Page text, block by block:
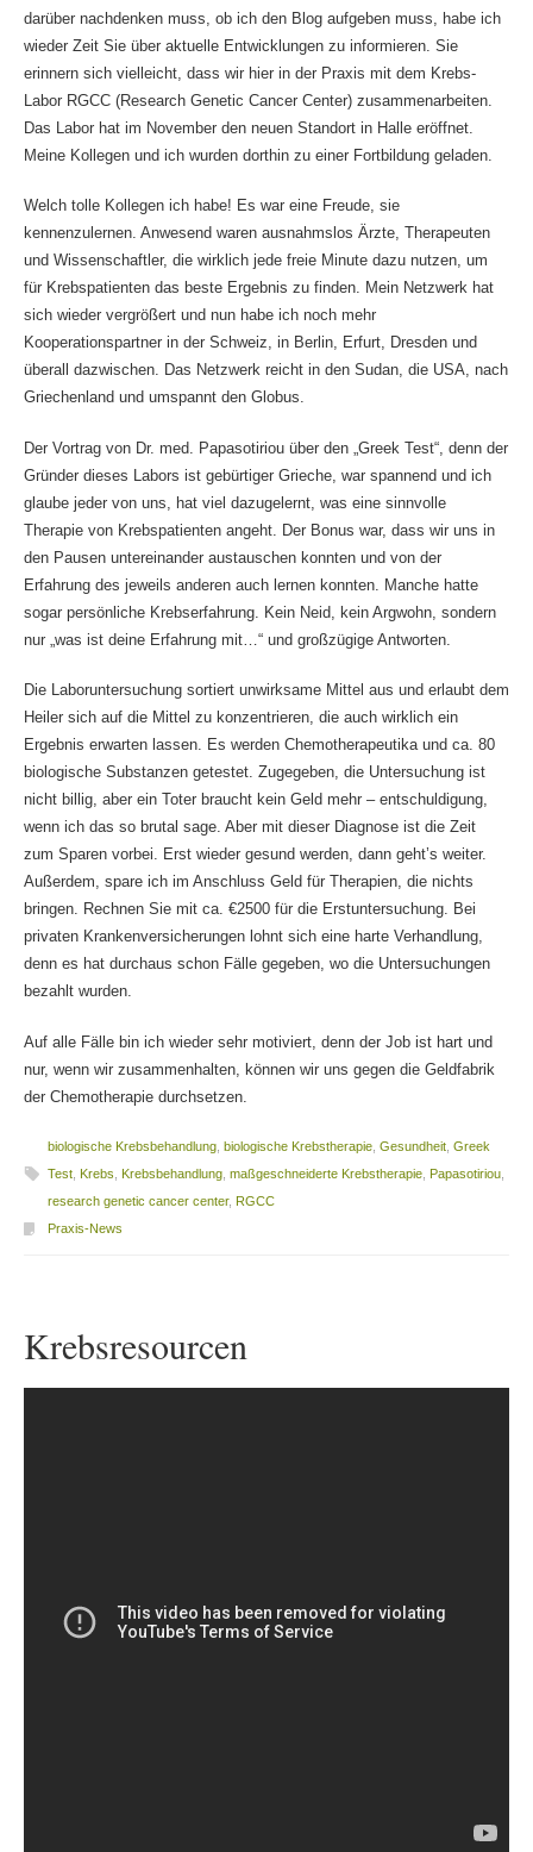
darüber nachdenken muss, ob ich den Blog aufgeben muss, habe ich
wieder Zeit Sie über aktuelle Entwicklungen zu informieren. Sie
erinnern sich vielleicht, dass wir hier in der Praxis mit dem Krebs-
Labor RGCC (Research Genetic Cancer Center) zusammenarbeiten.
Das Labor hat im November den neuen Standort in Halle eröffnet.
Meine Kollegen und ich wurden dorthin zu einer Fortbildung geladen.
Welch tolle Kollegen ich habe! Es war eine Freude, sie
kennenzulernen. Anwesend waren ausnahmslos Ärzte, Therapeuten
und Wissenschaftler, die wirklich jede freie Minute dazu nutzen, um
für Krebspatienten das beste Ergebnis zu finden. Mein Netzwerk hat
sich wieder vergrößert und nun habe ich noch mehr
Kooperationspartner in der Schweiz, in Berlin, Erfurt, Dresden und
überall dazwischen. Das Netzwerk reicht in den Sudan, die USA, nach
Griechenland und umspannt den Globus.
Der Vortrag von Dr. med. Papasotiriou über den „Greek Test“, denn der
Gründer dieses Labors ist gebürtiger Grieche, war spannend und ich
glaube jeder von uns, hat viel dazugelernt, was eine sinnvolle
Therapie von Krebspatienten angeht. Der Bonus war, dass wir uns in
den Pausen untereinander austauschen konnten und von der
Erfahrung des jeweils anderen auch lernen konnten. Manche hatte
sogar persönliche Krebserfahrung. Kein Neid, kein Argwohn, sondern
nur „was ist deine Erfahrung mit…“ und großzügige Antworten.
Die Laboruntersuchung sortiert unwirksame Mittel aus und erlaubt dem
Heiler sich auf die Mittel zu konzentrieren, die auch wirklich ein
Ergebnis erwarten lassen. Es werden Chemotherapeutika und ca. 80
biologische Substanzen getestet. Zugegeben, die Untersuchung ist
nicht billig, aber ein Toter braucht kein Geld mehr – entschuldigung,
wenn ich das so brutal sage. Aber mit dieser Diagnose ist die Zeit
zum Sparen vorbei. Erst wieder gesund werden, dann geht’s weiter.
Außerdem, spare ich im Anschluss Geld für Therapien, die nichts
bringen. Rechnen Sie mit ca. €2500 für die Erstuntersuchung. Bei
privaten Krankenversicherungen lohnt sich eine harte Verhandlung,
denn es hat durchaus schon Fälle gegeben, wo die Untersuchungen
bezahlt wurden.
Auf alle Fälle bin ich wieder sehr motiviert, denn der Job ist hart und
nur, wenn wir zusammenhalten, können wir uns gegen die Geldfabrik
der Chemotherapie durchsetzen.
biologische Krebsbehandlung, biologische Krebstherapie, Gesundheit, Greek
Test, Krebs Krebsbehandlung, maßgeschneiderte Krebstherapie, Papasotiriou,
research genetic cancer center, RGCC
Praxis-News
Krebsresourcen